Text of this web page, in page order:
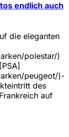
endlich auch
die eleganten
polestar/)
peugeot/)-
des
auf